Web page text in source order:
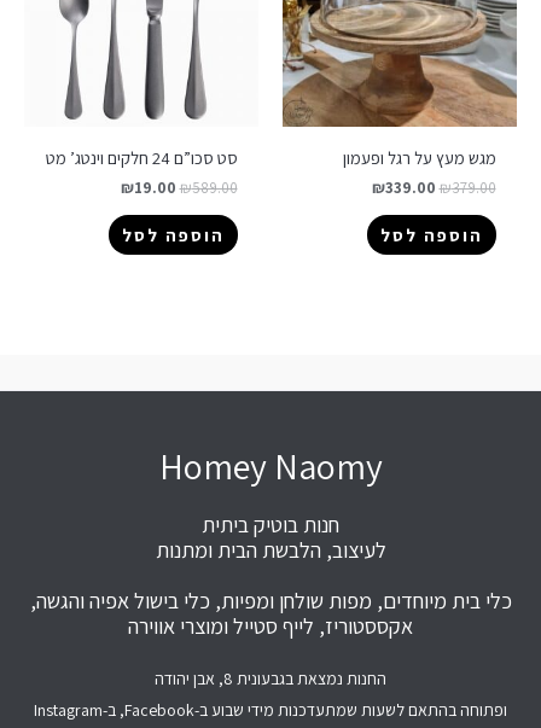
מגש מעץ על רגל ופעמון
₪379.00
₪339.00
הוספה לסל
סט סכו”ם 24 חלקים וינטג’ מט
₪589.00
₪19.00
הוספה לסל
Homey Naomy
חנות בוטיק ביתית
לעיצוב, הלבשת הבית ומתנות
כלי בית מיוחדים, מפות שולחן ומפיות, כלי בישול אפיה והגשה,
אקססטוריז, לייף סטייל ומוצרי אווירה
החנות נמצאת בגבעונית 8, אבן יהודה
ופתוחה בהתאם לשעות שמתעדכנות מידי שבוע ב-Facebook, ב-Instagram